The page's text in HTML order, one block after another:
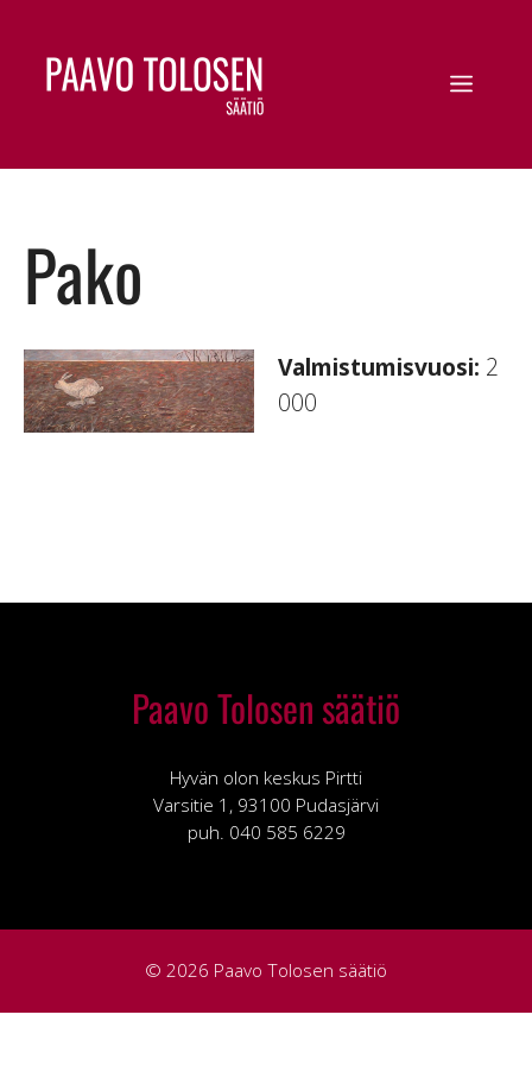
Pako
Valmistumisvuosi: 2
000
Paavo Tolosen säätiö
Hyvän olon keskus Pirtti
Varsitie 1, 93100 Pudasjärvi
puh. 040 585 6229
© 2026 Paavo Tolosen säätiö